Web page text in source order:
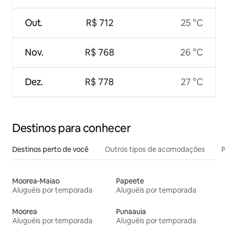
Out.
Nov.
Dez.
R$ 712
R$ 768
R$ 778
25 °C
26 °C
27 °C
Destinos para conhecer
Destinos perto de você Outros tipos de acomodações
Moorea-Maiao
Aluguéis por temporada
Papeete
Aluguéis por temporada
Moorea
Aluguéis por temporada
Punaauia
Aluguéis por temporada